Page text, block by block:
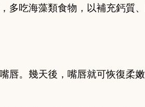
多吃海藻類食物，以補充鈣質
唇。幾天後，嘴唇就可恢復柔